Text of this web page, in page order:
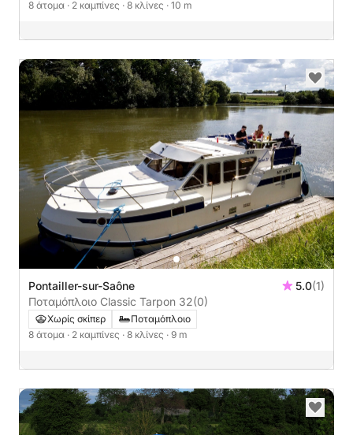
8 άτομα · 2 καμπίνες · 8 κλίνες · 10 m
Pontailler-sur-Saône 5.0(1)
Ποταμόπλοιο Classic Tarpon 32(0)
Χωρίς σκίπερ
Ποταμόπλοιο
8 άτομα · 2 καμπίνες · 8 κλίνες · 9 m